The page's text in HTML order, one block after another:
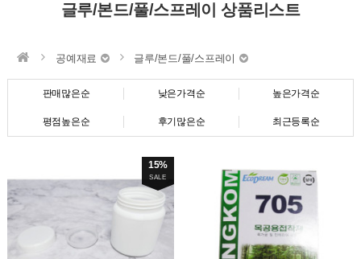
글루/본드/풀/스프레이 상품리스트
공예재료 글루/본드/풀/스프레이
판매많은순 낮은가격순 높은가격순
평점높은순 후기많은순 최근등록순
15%
SALE